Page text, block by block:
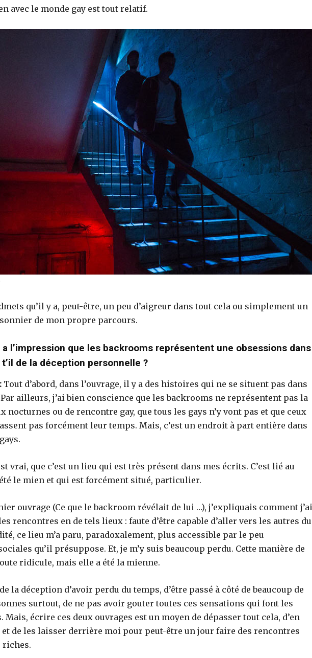
avec le monde gay est tout relatif.
qu’il y a, peut-être, un peu d’aigreur dans tout cela ou simplement un
de mon propre parcours.
a l’impression que les backrooms représentent une obsessions dans
t’il de la déception personnelle ?
Tout d’abord, dans l’ouvrage, il y a des histoires qui ne se situent pas dans
ailleurs, j’ai bien conscience que les backrooms ne représentent pas la
nocturnes ou de rencontre gay, que tous les gays n’y vont pas et que ceux
pas forcément leur temps. Mais, c’est un endroit à part entière dans
vrai, que c’est un lieu qui est très présent dans mes écrits. C’est lié au
le mien et qui est forcément situé, particulier.
ouvrage (Ce que le backroom révélait de lui …), j’expliquais comment j’ai
rencontres en de tels lieux : faute d’être capable d’aller vers les autres du
ce lieu m’a paru, paradoxalement, plus accessible par le peu
qu’il présuppose. Et, je m’y suis beaucoup perdu. Cette manière de
ridicule, mais elle a été la mienne.
la déception d’avoir perdu du temps, d’être passé à côté de beaucoup de
surtout, de ne pas avoir gouter toutes ces sensations qui font les
écrire ces deux ouvrages est un moyen de dépasser tout cela, d’en
de les laisser derrière moi pour peut-être un jour faire des rencontres
riches.